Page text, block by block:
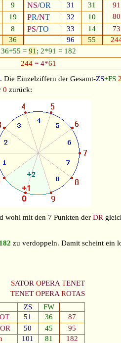
9 NS/OR 31 31 91
19 PR/NT 32 10 80
8 PS/TO 33 14 73
36 96 55
36+55 = 91 ; 2*91 = 182
244 = 4*61
. Die Einzelziffern der Gesamt-ZS+FS
0 zurück:
wohl mit den 7 Punkten derDR
182 zu verdoppeln. Damit scheint ein
SATOR OPERA TENET
TENETOPERAROTAS
ZS
FW
51 36
87
50 45
95
101 81
182